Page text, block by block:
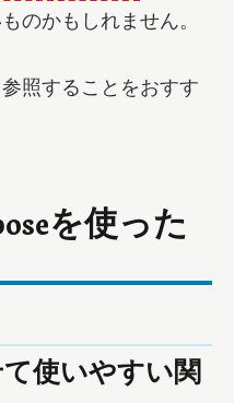
のかもしれません。
照することをおすす
を使った
使いやすい関